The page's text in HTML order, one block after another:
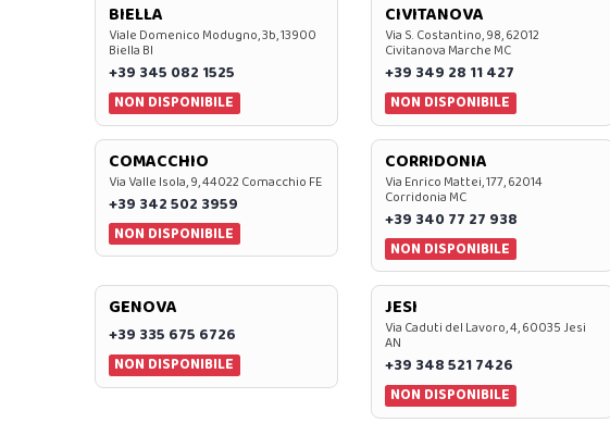
BIELLA
Viale Domenico Modugno, 3b, 13900
Biella BI
+39 345 082 1525
NON DISPONIBILE
CIVITANOVA
Via S. Costantino, 98, 62012
Civitanova Marche MC
+39 349 28 11 427
NON DISPONIBILE
COMACCHIO
Via Valle Isola, 9, 44022 Comacchio FE
+39 342 502 3959
NON DISPONIBILE
CORRIDONIA
Via Enrico Mattei, 177, 62014
Corridonia MC
+39 340 77 27 938
NON DISPONIBILE
GENOVA
+39 335 675 6726
NON DISPONIBILE
JESI
Via Caduti del Lavoro, 4, 60035 Jesi
AN
+39 348 521 7426
NON DISPONIBILE